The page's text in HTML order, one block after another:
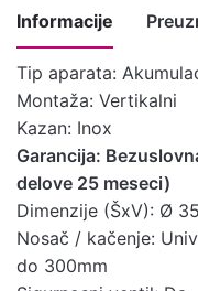
Informacije
Tip aparata:
Montaža: Vertikalni
Kazan: Inox
Garancija:
delove 25 meseci)
Dimenzije (ŠxV): Ø
Nosač / kačenje:
do 300mm
Uputstvo za
instalaciju,
upotrebu i
održavanje
bojlera
srednjih
litraža